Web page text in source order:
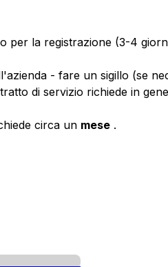
per la registrazione (3-4
- fare un sigillo (se
di servizio richiede in
circa un mese .